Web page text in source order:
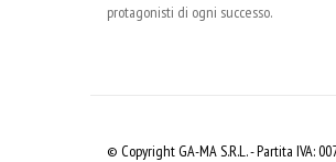
protagonisti di ogni successo.
© Copyright GA-MA S.R.L. - Partita IVA: